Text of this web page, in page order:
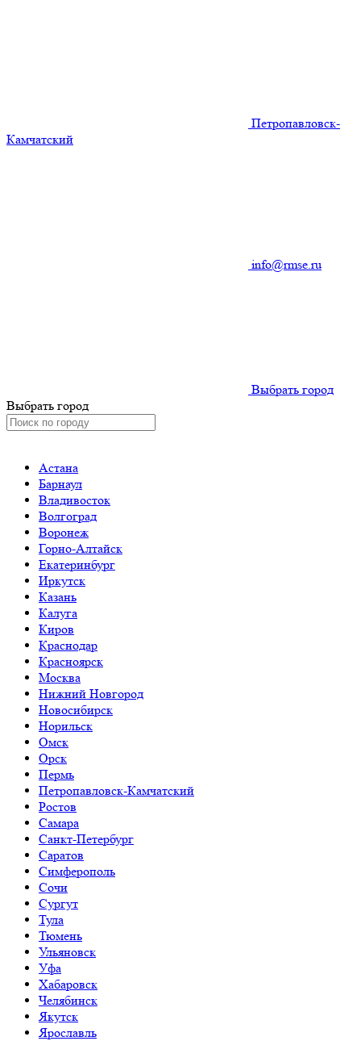
Петропавловск-
Камчатский
info@rmse.ru
Выбрать город
Выбрать город
Астана
Барнаул
Владивосток
Волгоград
Воронеж
Горно-Алтайск
Екатеринбург
Иркутск
Казань
Калуга
Киров
Краснодар
Красноярск
Москва
Нижний Новгород
Новосибирск
Норильск
Омск
Орск
Пермь
Петропавловск-Камчатский
Ростов
Самара
Санкт-Петербург
Саратов
Симферополь
Сочи
Сургут
Тула
Тюмень
Ульяновск
Уфа
Хабаровск
Челябинск
Якутск
Ярославль